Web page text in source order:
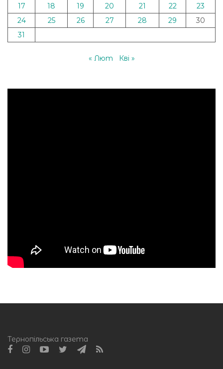
17
18 19 20 21 22
23
24
25 26 27 28 29
30
31
« Лют Кві »
Тернопільська газета